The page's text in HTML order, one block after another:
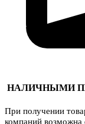
НАЛИЧНЫМИ
При получении
компаний возможна